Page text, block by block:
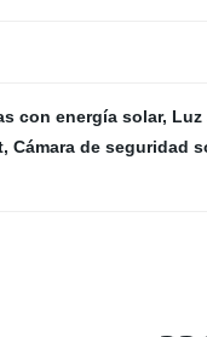
con energía solar, Luz
, Cámara de seguridad